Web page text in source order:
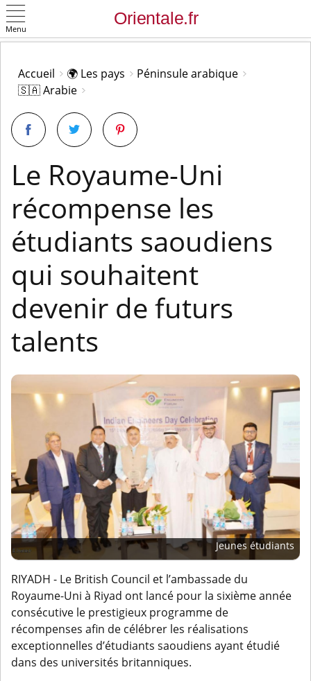
Menu
Accueil 🌍 Les pays
Péninsule arabique
🇸🇦 Arabie
Le Royaume-Uni
récompense les
étudiants saoudiens
qui souhaitent
devenir de futurs
talents
Jeunes étudiants
RIYADH - Le British Council et l’ambassade du
Royaume-Uni à Riyad ont lancé pour la sixième année
consécutive le prestigieux programme de
récompenses afin de célébrer les réalisations
exceptionnelles d’étudiants saoudiens ayant étudié
dans des universités britanniques.